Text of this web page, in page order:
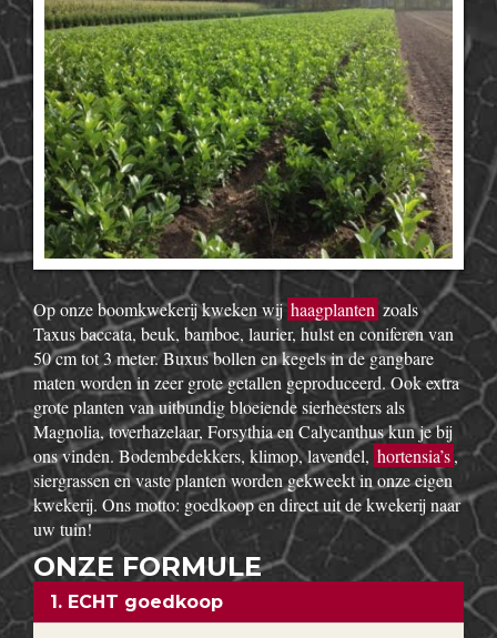
Op onze boomkwekerij kweken wijhaagplanten zoals
Taxus baccata, beuk, bamboe, laurier, hulst en coniferen van
50 cm tot 3 meter. Buxus bollen en kegels in de gangbare
maten worden in zeer grote getallen geproduceerd. Ook extra
grote planten van uitbundig bloeiende sierheesters als
Magnolia, toverhazelaar, Forsythia en Calycanthus kun je bij
ons vinden. Bodembedekkers, klimop, lavendel, hortensia’s,
siergrassen en vaste planten worden gekweekt in onze eigen
kwekerij. Ons motto: goedkoop en direct uit de kwekerij naar
uw tuin!
ONZE FORMULE
1. ECHT goedkoop